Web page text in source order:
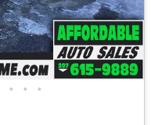
• • •